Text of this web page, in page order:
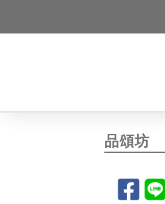
品頌坊